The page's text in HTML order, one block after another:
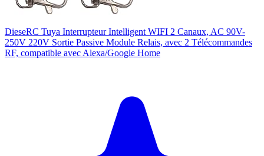
DieseRC Tuya Interrupteur Intelligent WIFI 2 Canaux, AC 90V-
250V 220V Sortie Passive Module Relais, avec 2 Télécommandes
RF, compatible avec Alexa/Google Home